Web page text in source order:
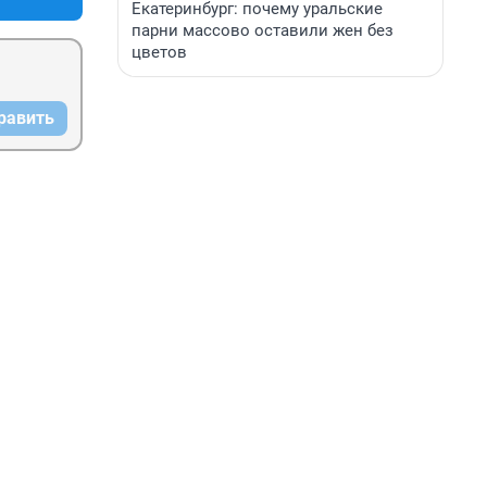
Екатеринбург: почему уральские
парни массово оставили жен без
цветов